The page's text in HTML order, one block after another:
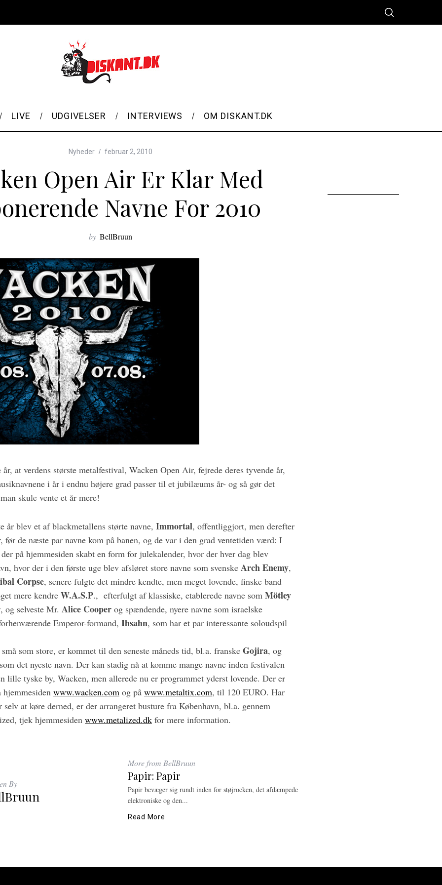
LIVE UDGIVELSER INTERVIEWS OM DISKANT.DK
Nyheder februar 2, 2010
Open Air Er Klar Med
Navne For 2010
by BellBruun
at verdens største metalfestival, Wacken Open Air, fejrede deres tyvende år,
i år i endnu højere grad passer til et jubilæums år- og så gør det
skule vente et år mere!
år blev et af blackmetallens størte navne, Immortal, offentliggjort, men derefter
før de næste par navne kom på banen, og de var i den grad ventetiden værd: I
på hjemmesiden skabt en form for julekalender, hvor der hver dag blev
hvor der i den første uge blev afsløret store navne som svenske Arch Enemy,
Corpse, senere fulgte det mindre kendte, men meget lovende, finske band
mere kendre W.A.S.P., efterfulgt af klassiske, etablerede navne som Mötley
, og selveste Mr. Alice Cooper og spændende, nyere navne som israelske
Emperor-formand, Ihsahn, som har et par interessante soloudspil
som store, er kommet til den seneste måneds tid, bl.a. franske Gojira, og
som det nyeste navn. Der kan stadig nå at komme mange navne inden festivalen
lille tyske by, Wacken, men allerede nu er programmet yderst lovende. Der er
www.wacken.com og på www.metaltix.com, til 120 EURO. Har
at køre derned, er der arrangeret busture fra København, bl.a. gennem
tjek hjemmesiden www.metalized.dk for mere information.
By
More from BellBruun
Papir: Papir
Papir bevæger sig rundt inden for støjrocken, det afdæmpede
elektroniske og den...
Read More